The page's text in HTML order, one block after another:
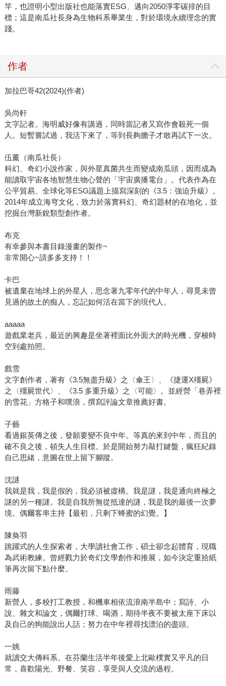
竿，也證明小型出版社也能落實ESG、邁向2050淨零碳排的目
標；這是南瓜社長身為生物科系畢業生，對於環境永續理念的實
踐。
作者
加拉巴哥42(2024)(作者)
吳尚軒
文字記者。海明威好像有講過，同時當記者又寫作會殺死一個
人。短暫嘗試過，我活下來了，等到長夠膽子才敢再試下一次。
伍薰（南瓜社長）
科幻、奇幻小說作家，與外星真菌共生而變成南瓜頭，因而成為
能讀取宇宙各地智慧生物心聲的「宇宙廣播電台」。代表作為在
公平貿易、全球化等ESG議題上描寫深刻的《3.5：強迫升級》。
2014年成立海穹文化，致力於落實科幻、奇幻題材的在地化，並
挖掘台灣新銳類型創作者。
布克
有幸參與本書目錄漫畫的製作~
非常開心~請多多支持！！
卡巴
被遺棄在地球上的外星人，思念著九零年代的中年人，尋覓未曾
見過的故土的痴人，忘記如何活在當下的現代人。
aaaaa
遊戲業老兵，最近的興趣是坐著裡面比外面大的時光機，穿梭時
空到處拍照。
戲雪
文字創作者，著有《3.5無盡升級》之〈傘王〉、《捷運X殭屍》
之〈殭屍世代〉、《3.5 多重升級》之〈可能〉。並經營「巷弄裡
的雪花」方格子和噗浪，撰寫評論文章推薦好書。
子藝
看過銀英傳之後，發願要變不良中年。等真的來到中年，而且的
確不良之後，頓失人生目標。於是開始努力敲打鍵盤，瘋狂紀錄
自己思緒，意圖在世上留下腳蹤。
沈謎
我就是我，我是假的，我必須被虛構。我是謎，我是通向終極之
謎的另一種謎。我是自我所無從抵達的謎，我是我的最後一次夢
境。偶爾客串主持【最初，只剩下蜂蜜的幻覺。】
陳奐羽
跳躍式的人生探索者，大學讀社會工作，碩士卻念起體育，現職
為武術教練。曾經戮力於奇幻文學創作和推展，如今決定重拾紙
筆再次留下點什麼。
雨藤
新營人，多校打工教授，和機車相依流浪南半島中；寫詩、小
說、雜文和論文，偶爾打球、喝酒，期待半夜不要被太座下床以
及自己的狗能說出人話；努力在中年裡尋找漂泊的盡頭。
一姚
就讀交大傳科系。在芬蘭生活半年後愛上北歐樸實又平凡的日
常，喜歡陽光、野餐、笑容，享受與人交流的過程。